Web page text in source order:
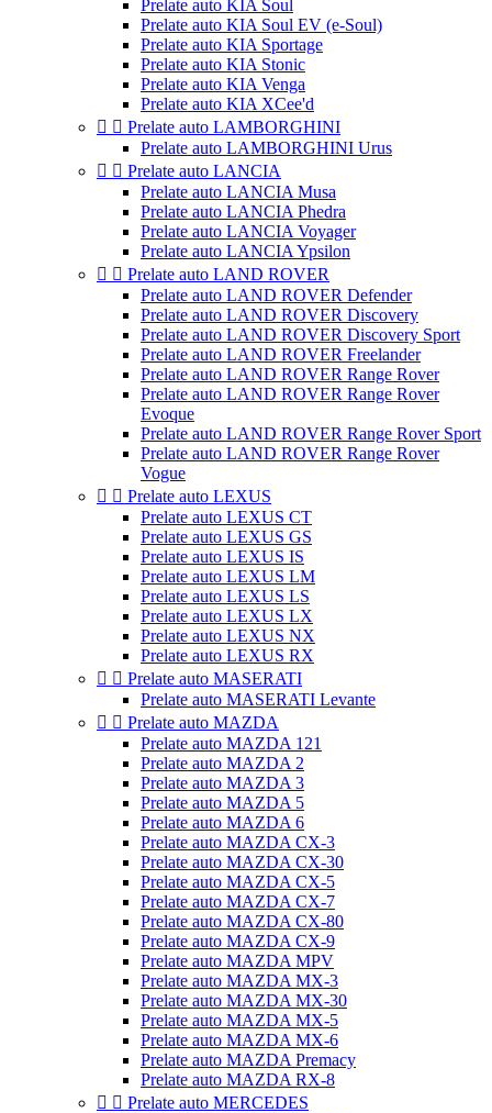
Prelate auto KIA Soul
Prelate auto KIA Soul EV (e-Soul)
Prelate auto KIA Sportage
Prelate auto KIA Stonic
Prelate auto KIA Venga
Prelate auto KIA XCee'd
  Prelate auto LAMBORGHINI
Prelate auto LAMBORGHINI Urus
  Prelate auto LANCIA
Prelate auto LANCIA Musa
Prelate auto LANCIA Phedra
Prelate auto LANCIA Voyager
Prelate auto LANCIA Ypsilon
  Prelate auto LAND ROVER
Prelate auto LAND ROVER Defender
Prelate auto LAND ROVER Discovery
Prelate auto LAND ROVER Discovery Sport
Prelate auto LAND ROVER Freelander
Prelate auto LAND ROVER Range Rover
Prelate auto LAND ROVER Range Rover
Evoque
Prelate auto LAND ROVER Range Rover Sport
Prelate auto LAND ROVER Range Rover
Vogue
  Prelate auto LEXUS
Prelate auto LEXUS CT
Prelate auto LEXUS GS
Prelate auto LEXUS IS
Prelate auto LEXUS LM
Prelate auto LEXUS LS
Prelate auto LEXUS LX
Prelate auto LEXUS NX
Prelate auto LEXUS RX
  Prelate auto MASERATI
Prelate auto MASERATI Levante
  Prelate auto MAZDA
Prelate auto MAZDA 121
Prelate auto MAZDA 2
Prelate auto MAZDA 3
Prelate auto MAZDA 5
Prelate auto MAZDA 6
Prelate auto MAZDA CX-3
Prelate auto MAZDA CX-30
Prelate auto MAZDA CX-5
Prelate auto MAZDA CX-7
Prelate auto MAZDA CX-80
Prelate auto MAZDA CX-9
Prelate auto MAZDA MPV
Prelate auto MAZDA MX-3
Prelate auto MAZDA MX-30
Prelate auto MAZDA MX-5
Prelate auto MAZDA MX-6
Prelate auto MAZDA Premacy
Prelate auto MAZDA RX-8
  Prelate auto MERCEDES